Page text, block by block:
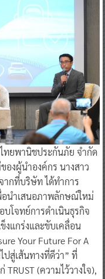
ทยพานิชประกันภัย จำกัด
องผู้นำองค์กร นางสาว
ากที่บริษัท ได้ทำการ
อนำเสนอภาพลักษณ์ใหม่
โจทย์การดำเนินธุรกิจ
งแกร่งและขับเคลื่อน
Your Future For A
สู่เส้นทางที่ดีว่า” ที่
(ความไว้วางใจ),